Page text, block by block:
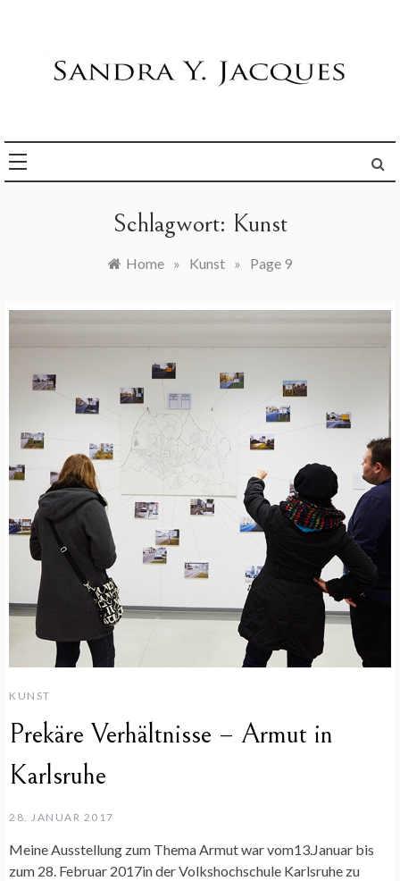
Schlagwort: Kunst
Home » Kunst » Page 9
KUNST
Prekäre Verhältnisse – Armut in
Karlsruhe
28. JANUAR 2017
Meine Ausstellung zum Thema Armut war vom13.Januar bis
zum 28. Februar 2017in der Volkshochschule Karlsruhe zu